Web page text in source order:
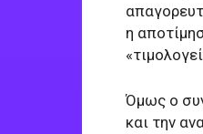
η
Όμως ο
και την